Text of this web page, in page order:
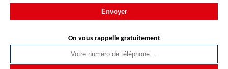
On vous rappelle gratuitement